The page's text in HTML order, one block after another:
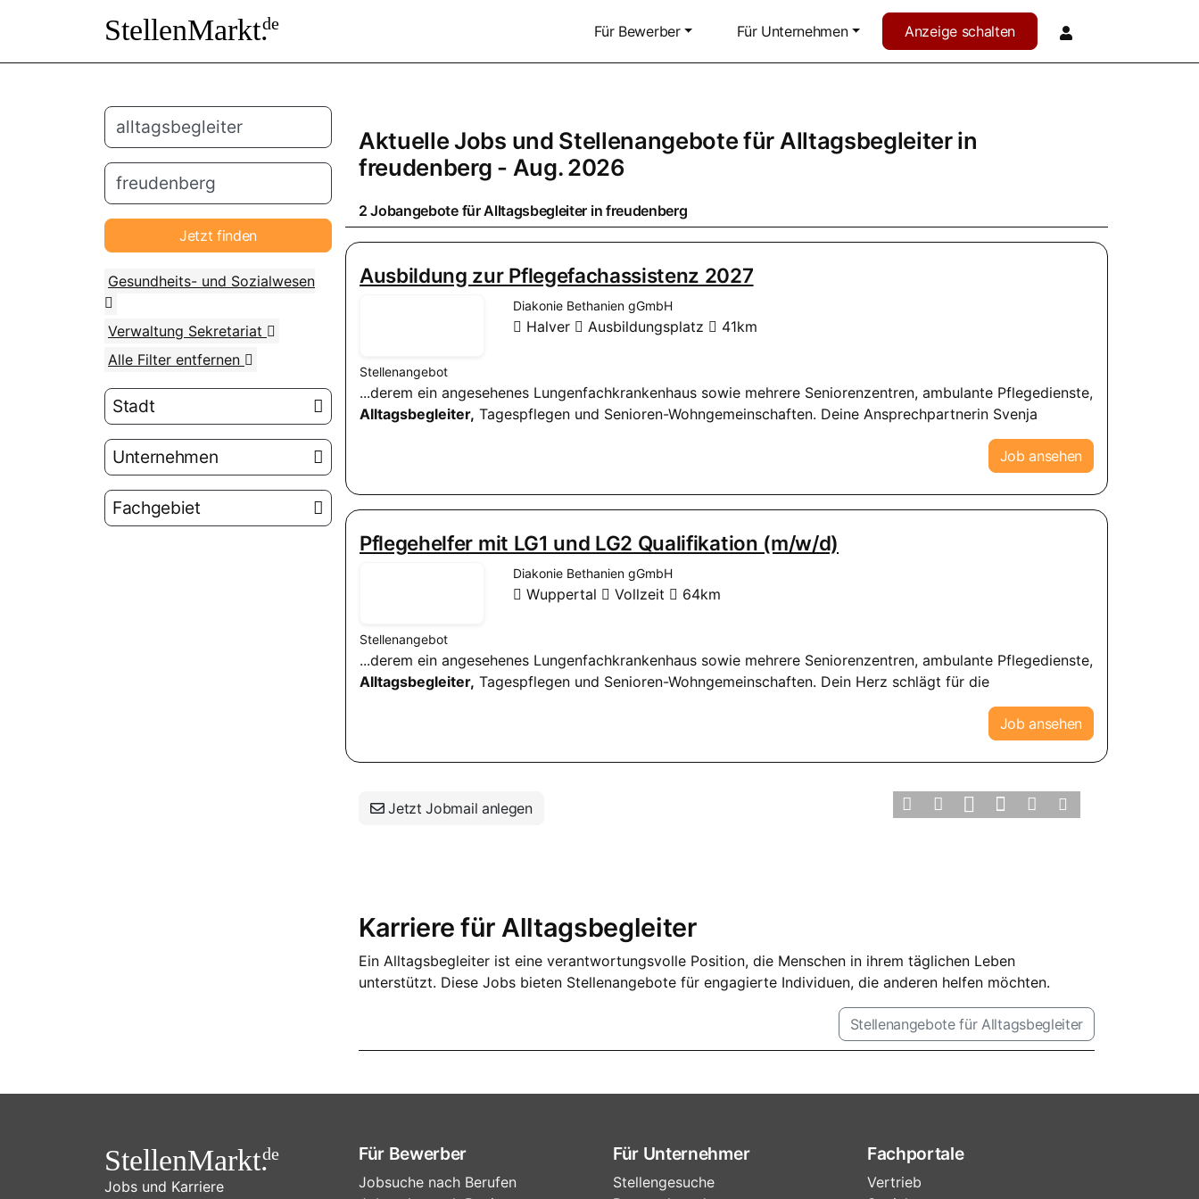
StellenMarkt.de Für Bewerber Für Unternehmen Anzeige schalten
Jetzt finden
Gesundheits- und Sozialwesen
Verwaltung Sekretariat
Alle Filter entfernen
Stadt
Unternehmen
Fachgebiet
Aktuelle Jobs und Stellenangebote für Alltagsbegleiterin
freudenberg - Aug. 2026
2 Jobangebote fürAlltagsbegleiter in freudenberg
Ausbildung zur Pflegefachassistenz 2027
Diakonie Bethanien gGmbH
Halver Ausbildungsplatz 41km
Stellenangebot
...derem ein angesehenes Lungenfachkrankenhaus sowie mehrere Seniorenzentren, ambulante Pflegedienste,
Alltagsbegleiter, Tagespflegen und Senioren-Wohngemeinschaften. Deine Ansprechpartnerin Svenja
Job ansehen
Pflegehelfer mit LG1 und LG2 Qualifikation (m/w/d)
Diakonie Bethanien gGmbH
Wuppertal Vollzeit 64km
Stellenangebot
...derem ein angesehenes Lungenfachkrankenhaus sowie mehrere Seniorenzentren, ambulante Pflegedienste,
Alltagsbegleiter, Tagespflegen und Senioren-Wohngemeinschaften. Dein Herz schlägt für die
Job ansehen
Jetzt Jobmail anlegen
Karriere für Alltagsbegleiter
Ein Alltagsbegleiter ist eine verantwortungsvolle Position, die Menschen in ihrem täglichen Leben
unterstützt. Diese Jobs bieten Stellenangebote für engagierte Individuen, die anderen helfen möchten.
Stellenangebote für Alltagsbegleiter
StellenMarkt.de
Jobs und Karriere
Für Bewerber
Jobsuche nach Berufen
Für Unternehmer
Stellengesuche
Fachportale
Vertrieb